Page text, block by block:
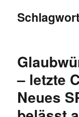
– letzte
Neues